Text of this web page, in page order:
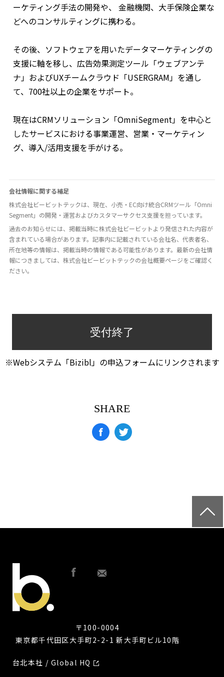
ーケティング手法の開発や、 金融機関、大手保険企業な
どへのコンサルティングに携わる。
その後、ソフトウェアを用いたデータマーケティングの
支援に軸を移し、広告効果測定ツール「ウェブアンテ
ナ」およびUXチームクラウド「USERGRAM」を通し
て、700社以上の企業をサポート。
現在はCRMソリューション「OmniSegment」を中心と
したサービスにおける事業運営、営業・マーケティン
グ、導入/活用支援を手がける。
会社情報に関する補足
株式会社ビービットテックは、現在、小売・EC向け統合CRMツール「Omni
Segment」の開発・運営およびカスタマーサクセス支援を担っています。
過去のお知らせには、掲載当時に株式会社ビービットより発信された内容が
含まれている場合があります。記事内に記載されている会社名、代表者名、
所在地等の情報は、掲載当時の情報である可能性があります。最新の会社情
報につきましては、株式会社ビービットテックの会社概要ページをご確認く
ださい。
受付終了
※Webシステム「Bizibl」の申込フォームにリンクされます
SHARE
〒100-0004
東京都千代田区大手町2-2-1 新大手町ビル10階
台北本社 / Global HQ